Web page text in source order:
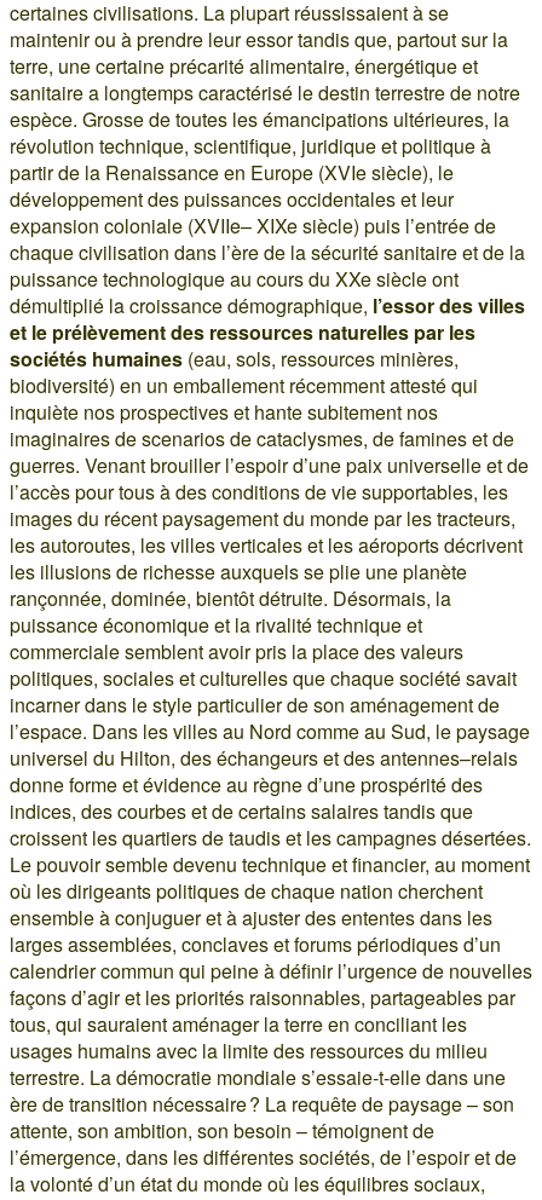
certaines civilisations. La plupart réussissaient à se
maintenir ou à prendre leur essor tandis que, partout sur la
terre, une certaine précarité alimentaire, énergétique et
sanitaire a longtemps caractérisé le destin terrestre de notre
espèce. Grosse de toutes les émancipations ultérieures, la
révolution technique, scientifique, juridique et politique à
partir de la Renaissance en Europe (XVIe siècle), le
développement des puissances occidentales et leur
expansion coloniale (XVIIe– XIXe siècle) puis l’entrée de
chaque civilisation dans l’ère de la sécurité sanitaire et de la
puissance technologique au cours du XXe siècle ont
démultiplié la croissance démographique, l’essor des villes
et le prélèvement des ressources naturelles par les
sociétés humaines (eau, sols, ressources minières,
biodiversité) en un emballement récemment attesté qui
inquiète nos prospectives et hante subitement nos
imaginaires de scenarios de cataclysmes, de famines et de
guerres. Venant brouiller l’espoir d’une paix universelle et de
l’accès pour tous à des conditions de vie supportables, les
images du récent paysagement du monde par les tracteurs,
les autoroutes, les villes verticales et les aéroports décrivent
les illusions de richesse auxquels se plie une planète
rançonnée, dominée, bientôt détruite. Désormais, la
puissance économique et la rivalité technique et
commerciale semblent avoir pris la place des valeurs
politiques, sociales et culturelles que chaque société savait
incarner dans le style particulier de son aménagement de
l’espace. Dans les villes au Nord comme au Sud, le paysage
universel du Hilton, des échangeurs et des antennes–relais
donne forme et évidence au règne d’une prospérité des
indices, des courbes et de certains salaires tandis que
croissent les quartiers de taudis et les campagnes désertées.
Le pouvoir semble devenu technique et financier, au moment
où les dirigeants politiques de chaque nation cherchent
ensemble à conjuguer et à ajuster des ententes dans les
larges assemblées, conclaves et forums périodiques d’un
calendrier commun qui peine à définir l’urgence de nouvelles
façons d’agir et les priorités raisonnables, partageables par
tous, qui sauraient aménager la terre en conciliant les
usages humains avec la limite des ressources du milieu
terrestre. La démocratie mondiale s’essaie-t-elle dans une
ère de transition nécessaire ? La requête de paysage – son
attente, son ambition, son besoin – témoignent de
l’émergence, dans les différentes sociétés, de l’espoir et de
la volonté d’un état du monde où les équilibres sociaux,